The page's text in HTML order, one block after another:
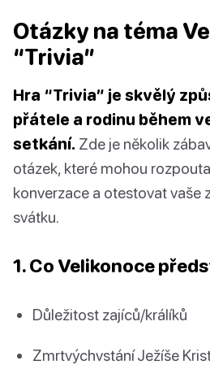
Otázky na téma
“Trivia”
Hra “Trivia” je skvělý
přátele a rodinu během
setkání. Zde je několik
otázek, které mohou
konverzace a otestovat vaše
svátku.
1. Co Velikonoce
Důležitost zajíců/králíků
Zmrtvýchvstání Ježíše